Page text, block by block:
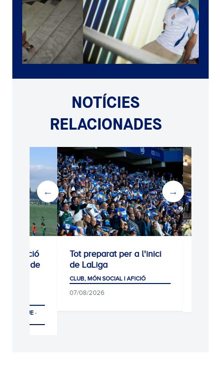
NOTÍCIES
RELACIONADES
Tot preparat per a l'inici
de LaLiga
CLUB, MÓN SOCIAL I AFICIÓ
Sempre amb tu,